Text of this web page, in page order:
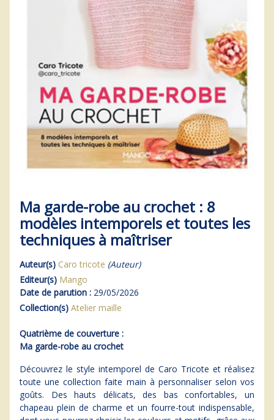
Ma garde-robe au crochet : 8
modèles intemporels et toutes les
techniques à maîtriser
Auteur(s) Caro tricote (Auteur)
Editeur(s) Mango
Date de parution : 29/05/2026
Collection(s) Atelier maille
Quatrième de couverture :
Ma garde-robe au crochet
Découvrez le style intemporel de Caro Tricote et réalisez
toute une collection faite main à personnaliser selon vos
goûts. Des hauts délicats, des bas confortables, un
chapeau plein de charme et un fourre-tout indispensable,